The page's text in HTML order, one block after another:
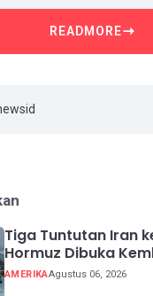
READMORE
Tiga Tuntutan Iran
Hormuz Dibuka
AMERIKAAgustus 06, 2026